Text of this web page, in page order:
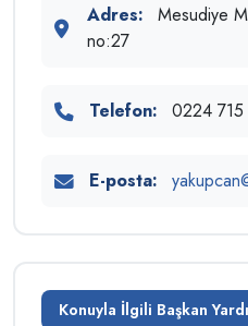
Adres:
Mesudiye
no:27
Telefon: 0224
E-posta:
Konuyla İlgili Başkan